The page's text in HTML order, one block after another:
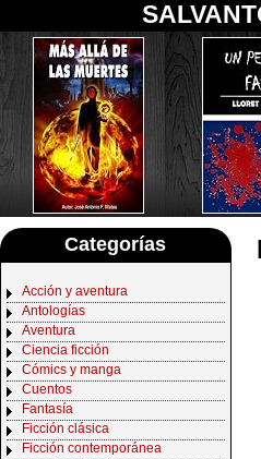
Categorías
Acción y aventura
Antologías
Aventura
Ciencia ficción
Cómics y manga
Cuentos
Fantasía
Ficción clásica
Ficción contemporánea